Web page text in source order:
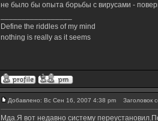
не было бы опыта борьбы с вирусами -
Define the riddles of my mind
nothing is really as it seems
Добавлено: Вс Сен 16, 2007 4:38 pm Заголовок
Мда.Я вот недавно систему